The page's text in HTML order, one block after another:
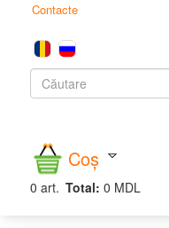
Contacte
Formular
căutare
Coș
0 art. Total: 0 MDL